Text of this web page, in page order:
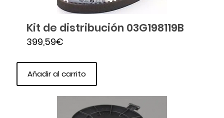
Kit de distribución 03G198119B
399,59€
Añadir al carrito